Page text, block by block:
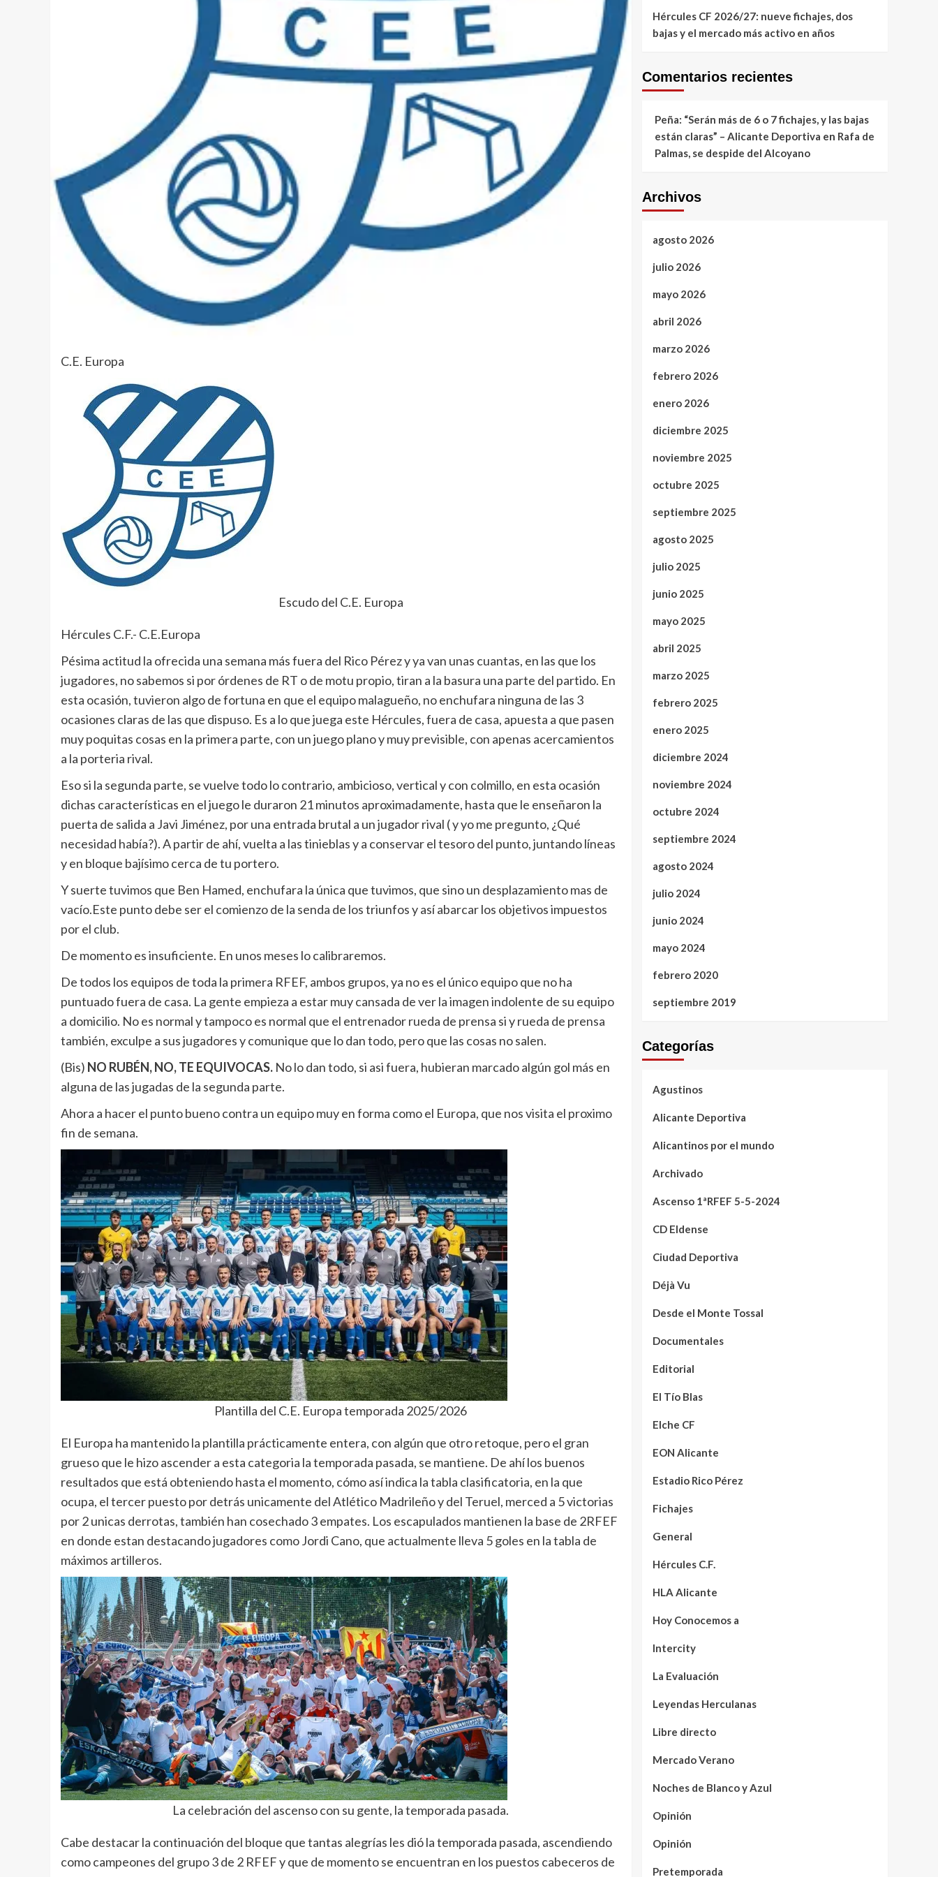
C.E. Europa
Escudo del C.E. Europa
Hércules C.F.- C.E.Europa
Pésima actitud la ofrecida una semana más fuera del Rico Pérez y ya van unas cuantas, en las que los
jugadores, no sabemos si por órdenes de RT o de motu propio, tiran a la basura una parte del partido. En
esta ocasión, tuvieron algo de fortuna en que el equipo malagueño, no enchufara ninguna de las 3
ocasiones claras de las que dispuso. Es a lo que juega este Hércules, fuera de casa, apuesta a que pasen
muy poquitas cosas en la primera parte, con un juego plano y muy previsible, con apenas acercamientos
a la porteria rival.
Eso si la segunda parte, se vuelve todo lo contrario, ambicioso, vertical y con colmillo, en esta ocasión
dichas características en el juego le duraron 21 minutos aproximadamente, hasta que le enseñaron la
puerta de salida a Javi Jiménez, por una entrada brutal a un jugador rival ( y yo me pregunto, ¿Qué
necesidad había?). A partir de ahí, vuelta a las tinieblas y a conservar el tesoro del punto, juntando líneas
y en bloque bajísimo cerca de tu portero.
Y suerte tuvimos que Ben Hamed, enchufara la única que tuvimos, que sino un desplazamiento mas de
vacío.Este punto debe ser el comienzo de la senda de los triunfos y así abarcar los objetivos impuestos
por el club.
De momento es insuficiente. En unos meses lo calibraremos.
De todos los equipos de toda la primera RFEF, ambos grupos, ya no es el único equipo que no ha
puntuado fuera de casa. La gente empieza a estar muy cansada de ver la imagen indolente de su equipo
a domicilio. No es normal y tampoco es normal que el entrenador rueda de prensa si y rueda de prensa
también, exculpe a sus jugadores y comunique que lo dan todo, pero que las cosas no salen.
(Bis) NO RUBÉN, NO, TE EQUIVOCAS. No lo dan todo, si asi fuera, hubieran marcado algún gol más en
alguna de las jugadas de la segunda parte.
Ahora a hacer el punto bueno contra un equipo muy en forma como el Europa, que nos visita el proximo
fin de semana.
Plantilla del C.E. Europa temporada 2025/2026
El Europa ha mantenido la plantilla prácticamente entera, con algún que otro retoque, pero el gran
grueso que le hizo ascender a esta categoria la temporada pasada, se mantiene. De ahí los buenos
resultados que está obteniendo hasta el momento, cómo así indica la tabla clasificatoria, en la que
ocupa, el tercer puesto por detrás unicamente del Atlético Madrileño y del Teruel, merced a 5 victorias
por 2 unicas derrotas, también han cosechado 3 empates. Los escapulados mantienen la base de 2RFEF
en donde estan destacando jugadores como Jordi Cano, que actualmente lleva 5 goles en la tabla de
máximos artilleros.
La celebración del ascenso con su gente, la temporada pasada.
Cabe destacar la continuación del bloque que tantas alegrías les dió la temporada pasada, ascendiendo
como campeones del grupo 3 de 2 RFEF y que de momento se encuentran en los puestos cabeceros de
Hércules CF 2026/27: nueve fichajes, dos
bajas y el mercado más activo en años
Comentarios recientes
Peña: “Serán más de 6 o 7 fichajes, y las bajas
están claras” – Alicante Deportiva en Rafa de
Palmas, se despide del Alcoyano
Archivos
agosto 2026
julio 2026
mayo 2026
abril 2026
marzo 2026
febrero 2026
enero 2026
diciembre 2025
noviembre 2025
octubre 2025
septiembre 2025
agosto 2025
julio 2025
junio 2025
mayo 2025
abril 2025
marzo 2025
febrero 2025
enero 2025
diciembre 2024
noviembre 2024
octubre 2024
septiembre 2024
agosto 2024
julio 2024
junio 2024
mayo 2024
febrero 2020
septiembre 2019
Categorías
Agustinos
Alicante Deportiva
Alicantinos por el mundo
Archivado
Ascenso 1ªRFEF 5-5-2024
CD Eldense
Ciudad Deportiva
Déjà Vu
Desde el Monte Tossal
Documentales
Editorial
El Tío Blas
Elche CF
EON Alicante
Estadio Rico Pérez
Fichajes
General
Hércules C.F.
HLA Alicante
Hoy Conocemos a
Intercity
La Evaluación
Leyendas Herculanas
Libre directo
Mercado Verano
Noches de Blanco y Azul
Opinión
Opinión
Pretemporada